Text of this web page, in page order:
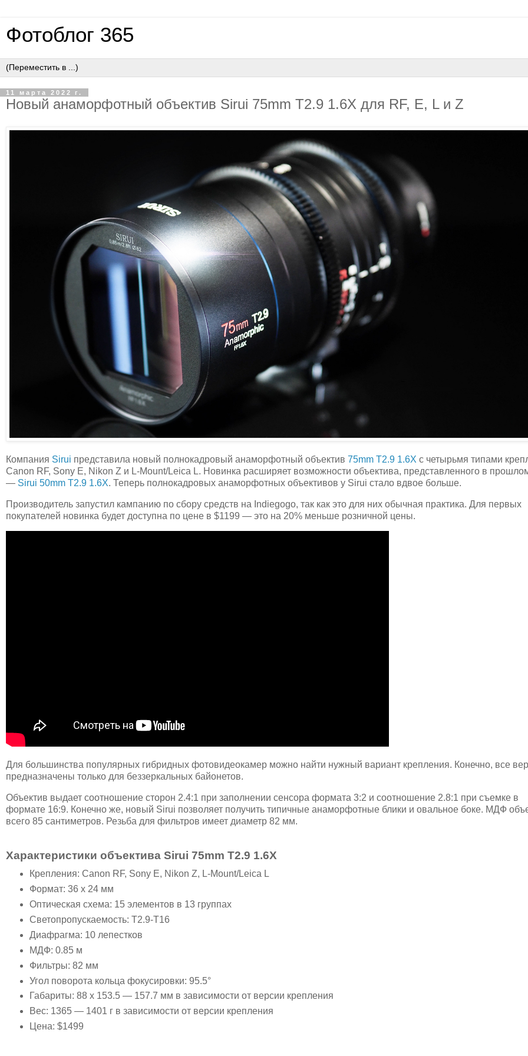
Фотоблог 365
11 марта 2022 г.
Новый анаморфотный объектив Sirui 75mm T2.9 1.6X для RF, E, L и Z
Компания Sirui представила новый полнокадровый анаморфотный объектив 75mm T2.9 1.6X с четырьмя типами
Canon RF, Sony E, Nikon Z и L-Mount/Leica L. Новинка расширяет возможности объектива, представленного в
— Sirui 50mm T2.9 1.6X. Теперь полнокадровых анаморфотных объективов у Sirui стало вдвое больше.
Производитель запустил кампанию по сбору средств на Indiegogo, так как это для них обычная практика. Для первых
покупателей новинка будет доступна по цене в $1199 — это на 20% меньше розничной цены.
Для большинства популярных гибридных фотовидеокамер можно найти нужный вариант крепления. Конечно, все
предназначены только для беззеркальных байонетов.
Объектив выдает соотношение сторон 2.4:1 при заполнении сенсора формата 3:2 и соотношение 2.8:1 при съемке в
формате 16:9. Конечно же, новый Sirui позволяет получить типичные анаморфотные блики и овальное боке. МДФ
всего 85 сантиметров. Резьба для фильтров имеет диаметр 82 мм.
Характеристики объектива Sirui 75mm T2.9 1.6X
Крепления: Canon RF, Sony E, Nikon Z, L-Mount/Leica L
Формат: 36 x 24 мм
Оптическая схема: 15 элементов в 13 группах
Светопропускаемость: T2.9-T16
Диафрагма: 10 лепестков
МДФ: 0.85 м
Фильтры: 82 мм
Угол поворота кольца фокусировки: 95.5°
Габариты: 88 x 153.5 — 157.7 мм в зависимости от версии крепления
Вес: 1365 — 1401 г в зависимости от версии крепления
Цена: $1499